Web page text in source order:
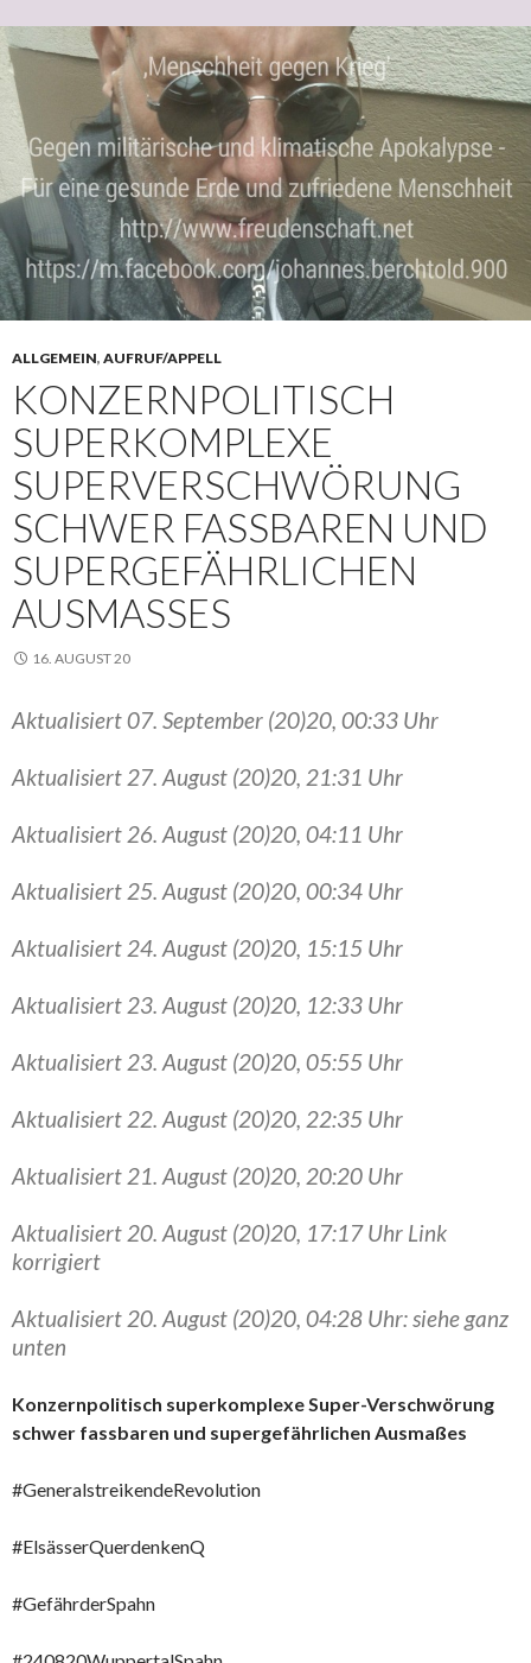
ALLGEMEIN, AUFRUF/APPELL
KONZERNPOLITISCH
SUPERKOMPLEXE
SUPERVERSCHWÖRUNG
SCHWER FASSBAREN UND
SUPERGEFÄHRLICHEN
AUSMASSES
16. AUGUST 20
Aktualisiert 07. September (20)20, 00:33 Uhr
Aktualisiert 27. August (20)20, 21:31 Uhr
Aktualisiert 26. August (20)20, 04:11 Uhr
Aktualisiert 25. August (20)20, 00:34 Uhr
Aktualisiert 24. August (20)20, 15:15 Uhr
Aktualisiert 23. August (20)20, 12:33 Uhr
Aktualisiert 23. August (20)20, 05:55 Uhr
Aktualisiert 22. August (20)20, 22:35 Uhr
Aktualisiert 21. August (20)20, 20:20 Uhr
Aktualisiert 20. August (20)20, 17:17 Uhr Link
korrigiert
Aktualisiert 20. August (20)20, 04:28 Uhr: siehe ganz
unten
Konzernpolitisch superkomplexe Super-Verschwörung
schwer fassbaren und supergefährlichen Ausmaßes
#GeneralstreikendeRevolution
#ElsässerQuerdenkenQ
#GefährderSpahn